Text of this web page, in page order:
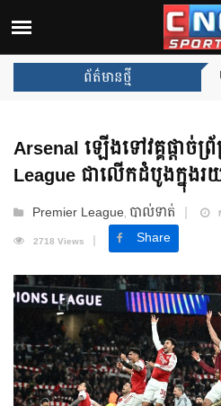
ព័ត៌មានថ្មី
Arsenal ឡើងទៅវគ្គផ្តាច់ព្
League ជាលើកដំបូងក្នុងរ
Premier League, បាល់ទាត់
2718 Views
Share